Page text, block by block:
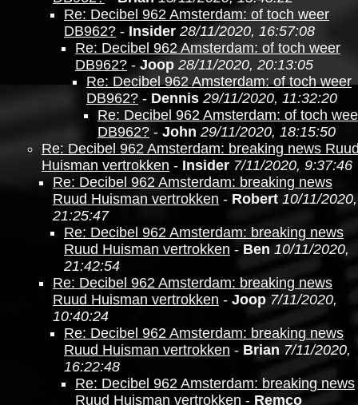
Re: Decibel 962 Amsterdam: of toch weer
DB962? - Insider 28/11/2020, 16:57:08
Re: Decibel 962 Amsterdam: of toch weer
DB962? - Joop 28/11/2020, 20:13:05
Re: Decibel 962 Amsterdam: of toch weer
DB962? - Dennis 29/11/2020, 11:32:20
Re: Decibel 962 Amsterdam: of toch
DB962? - John 29/11/2020, 18:15:50
Re: Decibel 962 Amsterdam: breaking news
Huisman vertrokken - Insider 7/11/2020, 9:37:46
Re: Decibel 962 Amsterdam: breaking news
Ruud Huisman vertrokken - Robert 10/11/2020,
21:25:47
Re: Decibel 962 Amsterdam: breaking news
Ruud Huisman vertrokken - Ben 10/11/2020,
21:42:54
Re: Decibel 962 Amsterdam: breaking news
Ruud Huisman vertrokken - Joop 7/11/2020,
10:40:24
Re: Decibel 962 Amsterdam: breaking news
Ruud Huisman vertrokken - Brian 7/11/2020,
16:22:48
Re: Decibel 962 Amsterdam: breaking news
Ruud Huisman vertrokken - Remco